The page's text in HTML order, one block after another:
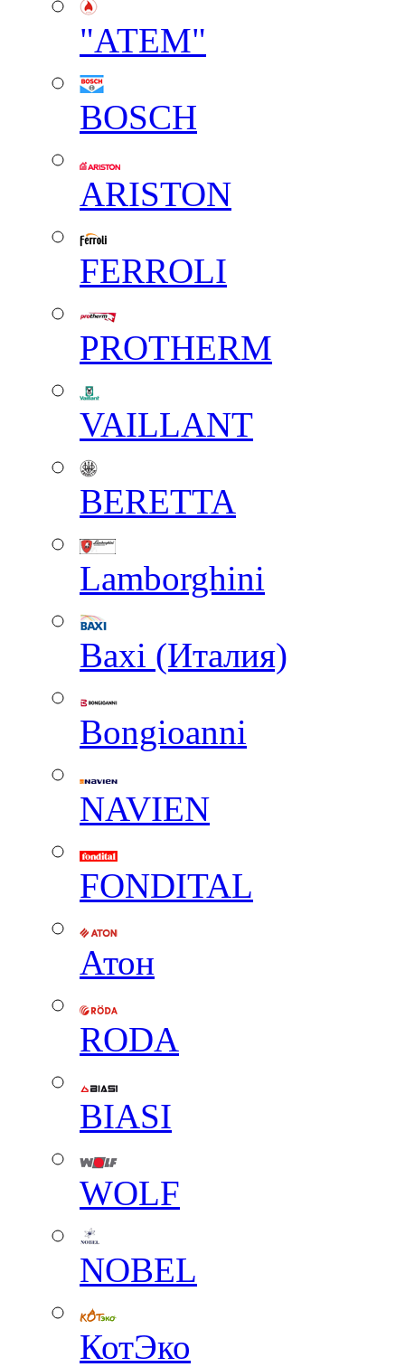
"АТЕМ"
BOSCH
ARISTON
FERROLI
PROTHERM
VAILLANT
BERETTA
Lamborghini
Baxi (Италия)
Вongioanni
NAVIEN
FONDITAL
Атон
RODA
BIASI
WOLF
NOBEL
КотЭко